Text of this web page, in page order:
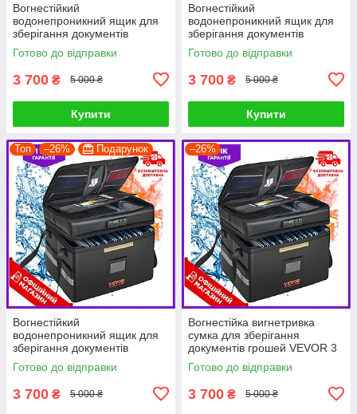
Вогнестійкий
водонепроникний ящик для
зберігання документів
VEVOR 3 шари зберігання
390 x 315 x 355 мм
Вогнетривкий гаманець PRF
Готово до відправки
3 700 ₴ 5 000 ₴
Купити
Вогнестійкий
водонепроникний ящик для
зберігання документів
VEVOR 3 шари зберігання
390 x 315 x 355 мм
Вогнетривкий гаманець PRF
Готово до відправки
3 700 ₴ 5 000 ₴
Купити
Топ –26% Подарунок
Вогнестійкий
водонепроникний ящик для
зберігання документів
VEVOR 3 шари зберігання
390 x 315 x 355 мм
Вогнетривкий гаманець PRF
Готово до відправки
3 700 ₴ 5 000 ₴
–26%
Вогнестійка вигнетривка
сумка для зберігання
документів грошей VEVOR 3
шари зберігання 390 x 315 x
355 мм PRF
Готово до відправки
3 700 ₴ 5 000 ₴